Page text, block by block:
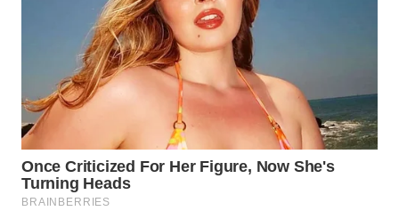
SUMEDANG
WN
CIANJUR
WN
KEPULAUAN
SERIBU